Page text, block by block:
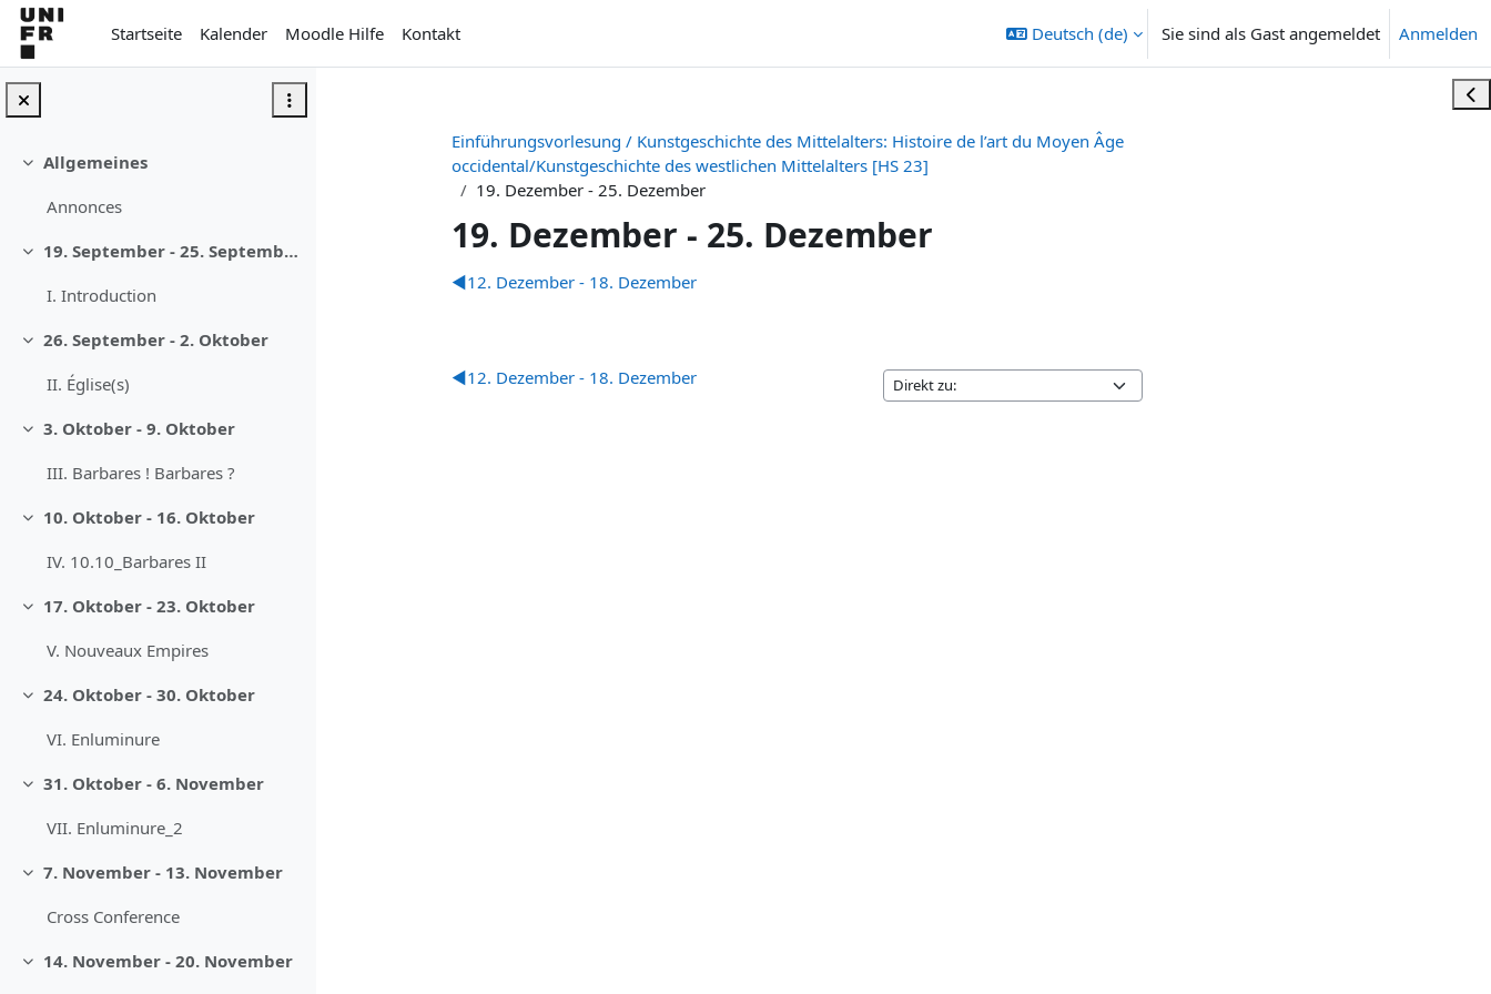
Zum Hauptinhalt
Startseite
Kalender Moodle Hilfe Kontakt Deutsch ‎(de)‎ Sie sind als Gast angemeldet Anmelden
Einklappen
Allgemeines
Annonces
Einklappen
19. September - 25. September
I. Introduction
Einklappen
26. September - 2. Oktober
II. Église(s)
Einklappen
3. Oktober - 9. Oktober
III. Barbares ! Barbares ?
Einklappen
10. Oktober - 16. Oktober
IV. 10.10_Barbares II
Einklappen
17. Oktober - 23. Oktober
V. Nouveaux Empires
Einklappen
24. Oktober - 30. Oktober
VI. Enluminure
Einklappen
31. Oktober - 6. November
VII. Enluminure_2
Einklappen
7. November - 13. November
Cross Conference
Einklappen
14. November - 20. November
Einführungsvorlesung / Kunstgeschichte des Mittelalters: Histoire de l’art du Moyen Âge
occidental/Kunstgeschichte des westlichen Mittelalters [HS 23]
19. Dezember - 25. Dezember
19. Dezember - 25. Dezember
Abschnittsübersicht
◀︎12. Dezember - 18. Dezember
◀︎12. Dezember - 18. Dezember